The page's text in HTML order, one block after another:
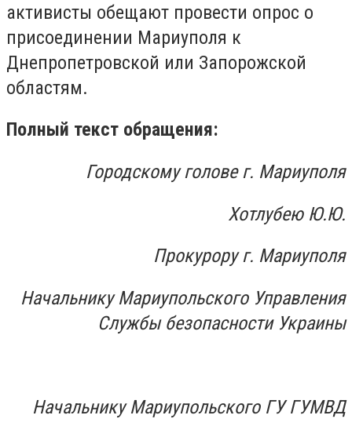
активисты обещают провести опрос о
присоединении Мариуполя к
Днепропетровской или Запорожской
областям.
Полный текст обращения:
Городскому голове г. Мариуполя
Хотлубею Ю.Ю.
Прокурору г. Мариуполя
Начальнику Мариупольского Управления
Службы безопасности Украины
Начальнику Мариупольского ГУ ГУМВД